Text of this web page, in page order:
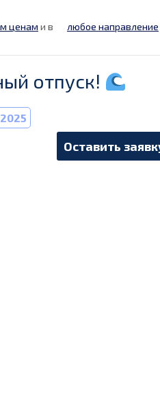
ценам и в любое направление
отпуск!
Оставить